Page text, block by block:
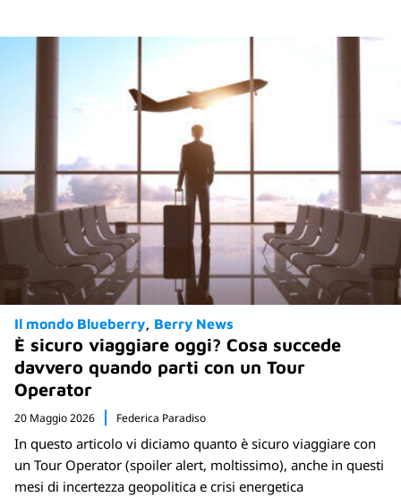
Il mondo Blueberry Berry News
È sicuro viaggiare oggi? Cosa succede
davvero quando parti con un Tour
Operator
20 Maggio 2026 Federica Paradiso
In questo articolo vi diciamo quanto è sicuro viaggiare con
un Tour Operator (spoiler alert, moltissimo), anche in questi
mesi di incertezza geopolitica e crisi energetica